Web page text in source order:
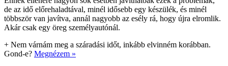
de az idő előrehaladtával, minél idősebb egy készülék, és minél
többször van javítva, annál nagyobb az esély rá, hogy újra elromlik.
Akár csak egy öreg személyautónál.
+ Nem várnám meg a száradási időt, inkább elvinném korábban.
Gond-e? Megnézem »